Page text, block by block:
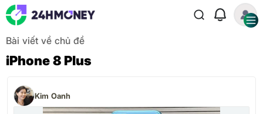
Bài viết về chủ đề
iPhone 8 Plus
Kim Oanh